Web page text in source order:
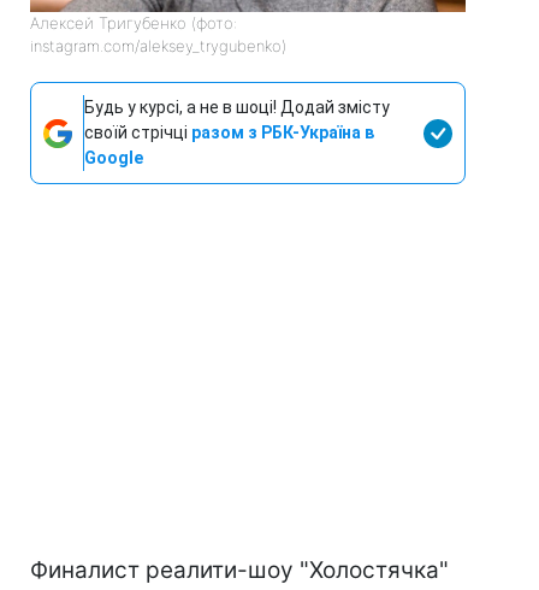
Алексей Тригубенко (фото:
instagram.com/aleksey_trygubenko)
Будь у курсі, а не в шоці! Додай змісту
своїй стрічці разом з РБК-Україна в
Google
Финалист реалити-шоу "Холостячка"